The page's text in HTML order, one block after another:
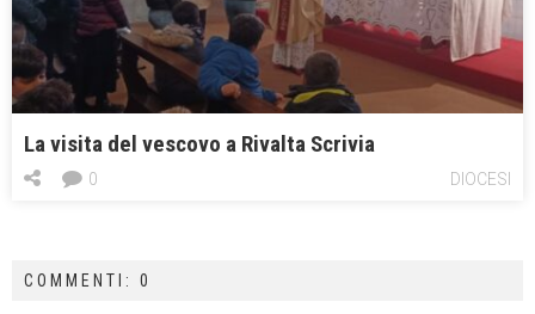
La visita del vescovo a Rivalta Scrivia
DIOCESI
0
COMMENTI: 0